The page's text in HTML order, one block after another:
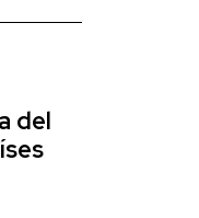
del